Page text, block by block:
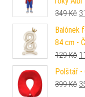
349Kč
Balónek
84 cm -
129Kč
Polštář -
399Kč